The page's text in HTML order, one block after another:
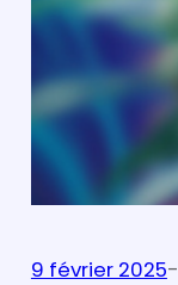
9 février 2025-